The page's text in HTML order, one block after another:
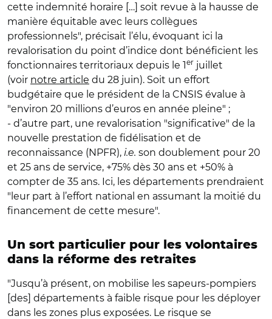
cette indemnité horaire […] soit revue à la hausse de
manière équitable avec leurs collègues
professionnels", précisait l’élu, évoquant ici la
revalorisation du point d’indice dont bénéficient les
fonctionnaires territoriaux depuis le 1er juillet
(voir notre article du 28 juin). Soit un effort
budgétaire que le président de la CNSIS évalue à
"environ 20 millions d’euros en année pleine" ;
- d’autre part, une revalorisation "significative" de la
nouvelle prestation de fidélisation et de
reconnaissance (NPFR), i.e. son doublement pour 20
et 25 ans de service, +75% dès 30 ans et +50% à
compter de 35 ans. Ici, les départements prendraient
"leur part à l’effort national en assumant la moitié du
financement de cette mesure".
Un sort particulier pour les volontaires
dans la réforme des retraites
"Jusqu’à présent, on mobilise les sapeurs-pompiers
[des] départements à faible risque pour les déployer
dans les zones plus exposées. Le risque se